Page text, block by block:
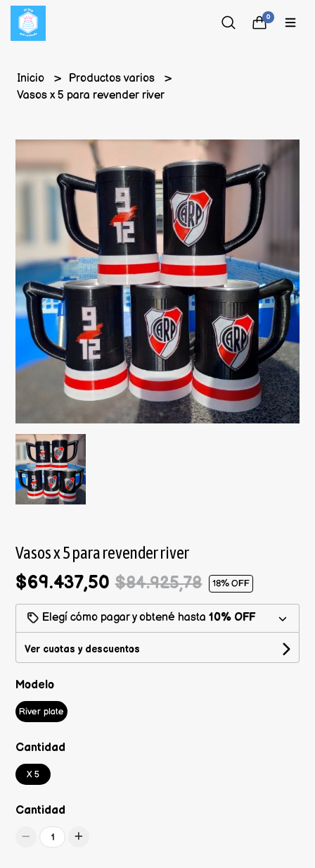
0
Inicio
Productos varios
Vasos x 5 para revender river
Vasos x 5 para revender river
$69.437,50$84.925,78 18% OFF
Elegí cómo pagar y obtené hasta10% OFF
Ver cuotas y descuentos
Modelo
River plate
Cantidad
X 5
Cantidad
1